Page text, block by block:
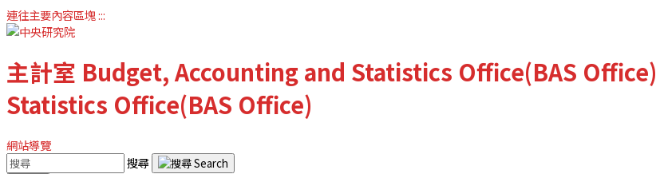
連往主要內容區塊:::
主計室 Budget, Accounting and Statistics Office(BAS Office)
Statistics Office(BAS Office)
網站導覽
搜尋